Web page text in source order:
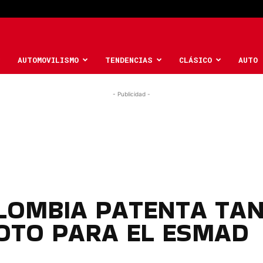
AUTOMOVILISMO TENDENCIAS CLÁSICO AUTO
- Publicidad -
PATENTA
PARA EL ESMAD